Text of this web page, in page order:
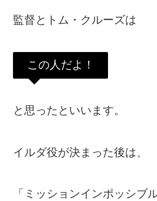
監督とトム・クルーズは
この人だよ！
と思ったといいます。
イルダ役が決まった後は、
「ミッションインポッシブ